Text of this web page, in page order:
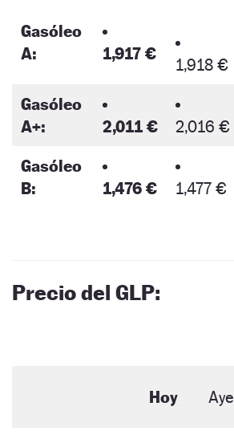
Gasóleo
A:
1,917 €
1,918 €
Gasóleo
A+:
2,011 € 2,016 €
Gasóleo
B:
1,476 € 1,477 €
Precio del GLP:
Hoy